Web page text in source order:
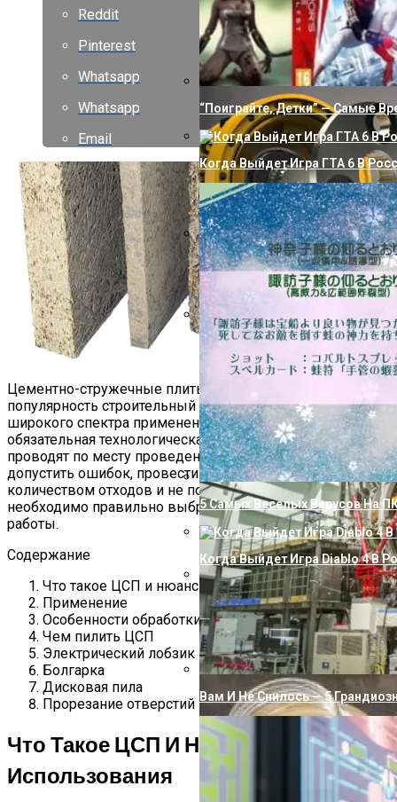
Как Избавиться От Извести В
Как Подключить Насосную
Технологический Шедевр:
Применения
Вам И Не Снилось — 5
“Поиграйте, Детки” — Самые
Когда Выйдет Игра ГТА 6 В
5 Самых Веселых Вирусов На
Когда Выйдет Игра Diablo 4 В
Reddit
Pinterest
Whatsapp
Whatsapp
Email
Цементно-стружечные плиты — набирающий
популярность строительный материал, пригодный для
широкого спектра применения. Резка ЦСП —
обязательная технологическая операция, которую
проводят по месту проведения работ. Чтобы не
допустить ошибок, провести раскрой с минимальным
количеством отходов и не получить много пыли и грязи,
необходимо правильно выбрать инструмент и приёмы
работы.
Содержание
Что такое ЦСП и нюансы использования
Применение
Особенности обработки в домашних условиях
Чем пилить ЦСП
Электрический лобзик
Болгарка
Дисковая пила
Прорезание отверстий
Что Такое ЦСП И Нюансы
Использования